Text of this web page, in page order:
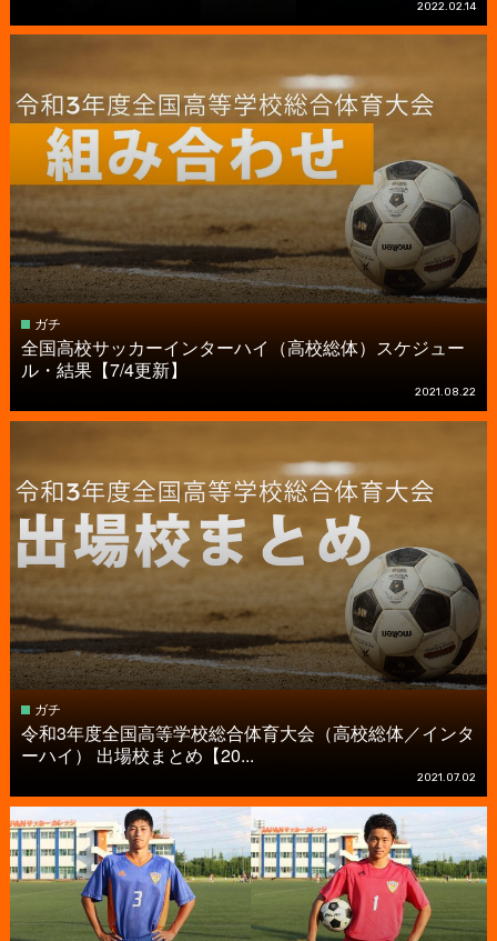
2022.02.14
ガチ
全国高校サッカーインターハイ（高校総体）スケジュー
ル・結果【7/4更新】
2021.08.22
ガチ
令和3年度全国高等学校総合体育大会（高校総体／インタ
ーハイ） 出場校まとめ【20...
2021.07.02